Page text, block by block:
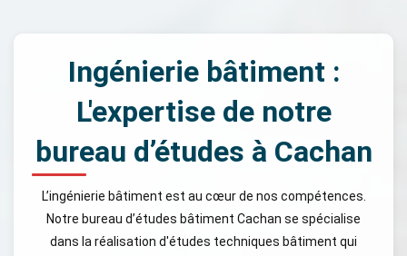
Ingénierie bâtiment :
L'expertise de notre
bureau d’études à Cachan
L’ingénierie bâtiment est au cœur de nos compétences.
Notre bureau d’études bâtiment Cachan se spécialise
dans la réalisation d'études techniques bâtiment qui